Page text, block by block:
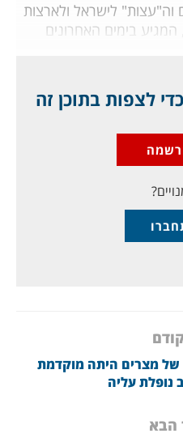
לישראל ולארצות
בימים האחרונים
אחרונות": "אם
נזק גרעיני – נתקוף
הטבעי, ואז להגיע איתה
יורק טיימס" על תמרון ענק
לצפות בתוכן זה
מצרים היתה מוקדמת
נופלת עליה
הבא